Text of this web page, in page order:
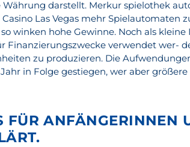
darstellt. Merkur spielothek
Las Vegas mehr Spielautomaten
so winken hohe Gewinne. Noch als
Finanzierungszwecke verwendet wer-
zu produzieren. Die
in Folge gestiegen, wer aber
FÜR ANFÄNGERINNEN